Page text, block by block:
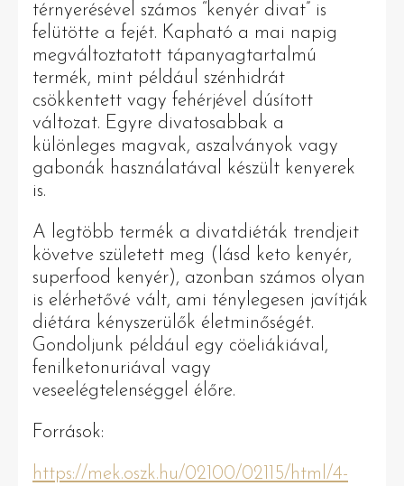
térnyerésével számos “kenyér divat” is
felütötte a fejét. Kapható a mai napig
megváltoztatott tápanyagtartalmú
termék, mint például szénhidrát
csökkentett vagy fehérjével dúsított
változat. Egyre divatosabbak a
különleges magvak, aszalványok vagy
gabonák használatával készült kenyerek
is.
A legtöbb termék a divatdiéták trendjeit
követve született meg (lásd keto kenyér,
superfood kenyér), azonban számos olyan
is elérhetővé vált, ami ténylegesen javítják
diétára kényszerülők életminőségét.
Gondoljunk például egy cöeliákiával,
fenilketonuriával vagy
veseelégtelenséggel élőre.
Források:
https://mek.oszk.hu/02100/02115/html/4-